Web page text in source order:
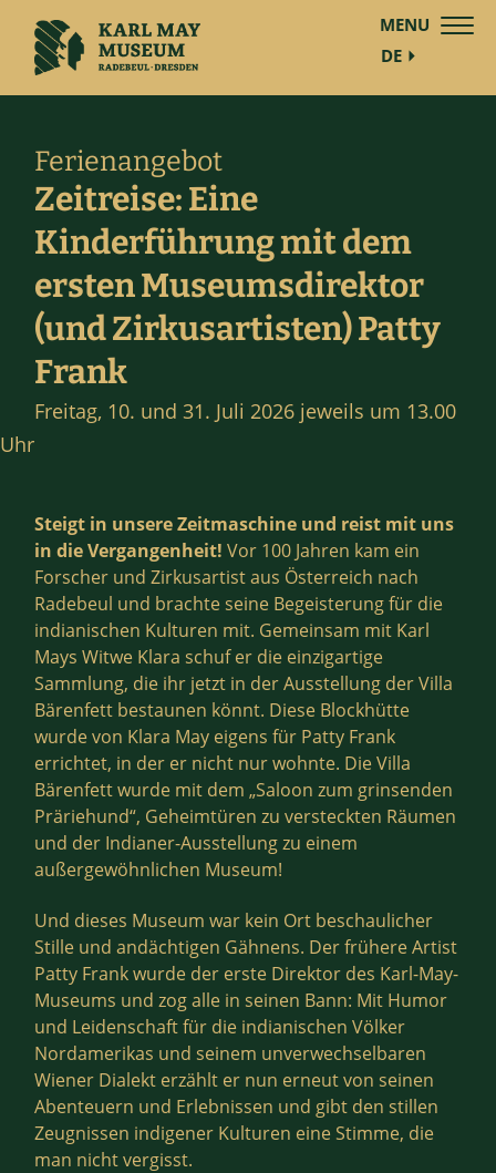
DE
MENU
Ferienangebot
Zeitreise: Eine
Kinderführung mit dem
ersten Museumsdirektor
(und Zirkusartisten) Patty
Frank
Freitag, 10. und 31. Juli 2026 jeweils um 13.00
Uhr
Steigt in unsere Zeitmaschine und reist mit uns
in die Vergangenheit! Vor 100 Jahren kam ein
Forscher und Zirkusartist aus Österreich nach
Radebeul und brachte seine Begeisterung für die
indianischen Kulturen mit. Gemeinsam mit Karl
Mays Witwe Klara schuf er die einzigartige
Sammlung, die ihr jetzt in der Ausstellung der Villa
Bärenfett bestaunen könnt. Diese Blockhütte
wurde von Klara May eigens für Patty Frank
errichtet, in der er nicht nur wohnte. Die Villa
Bärenfett wurde mit dem „Saloon zum grinsenden
Präriehund“, Geheimtüren zu versteckten Räumen
und der Indianer-Ausstellung zu einem
außergewöhnlichen Museum!
Und dieses Museum war kein Ort beschaulicher
Stille und andächtigen Gähnens. Der frühere Artist
Patty Frank wurde der erste Direktor des Karl-May-
Museums und zog alle in seinen Bann: Mit Humor
und Leidenschaft für die indianischen Völker
Nordamerikas und seinem unverwechselbaren
Wiener Dialekt erzählt er nun erneut von seinen
Abenteuern und Erlebnissen und gibt den stillen
Zeugnissen indigener Kulturen eine Stimme, die
man nicht vergisst.